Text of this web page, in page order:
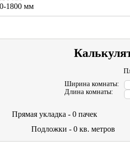
1800 мм
Ширина комнаты:
Длина комнаты:
Прямая укладка - 0 пачек
Подложки -0кв. метров